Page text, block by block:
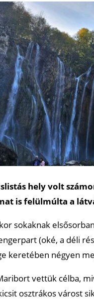
hely volt
is felülmúlta a
sokaknak
(oké, a déli
keretében négyen
vettük célba,
osztrákos várost